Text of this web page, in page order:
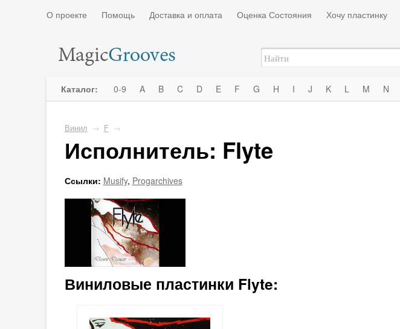
О проекте Помощь Доставка и оплата Оценка Состояния Хочу пластинку
Каталог: 0-9 A B C D E F G H I J K L M N
Винил → F →
Исполнитель: Flyte
Ссылки: Musify, Progarchives
Виниловые пластинки Flyte: